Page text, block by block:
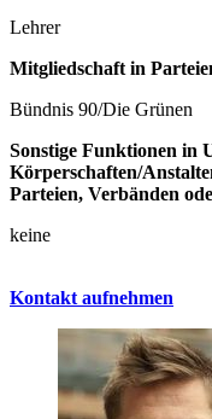
Lehrer
Mitgliedschaft in
Bündnis 90/Die Grünen
Sonstige Funktionen in
Körperschaften/
Parteien, Verbänden
keine
Kontakt aufnehmen